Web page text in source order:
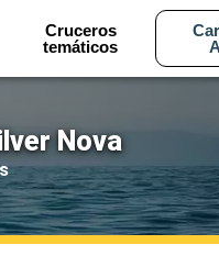
Cruceros
temáticos
Nova